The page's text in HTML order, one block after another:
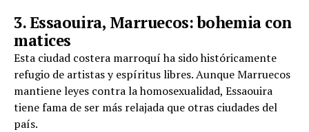
3. Essaouira, Marruecos: bohemia con
matices
Esta ciudad costera marroquí ha sido históricamente
refugio de artistas y espíritus libres. Aunque Marruecos
mantiene leyes contra la homosexualidad, Essaouira
tiene fama de ser más relajada que otras ciudades del
país.